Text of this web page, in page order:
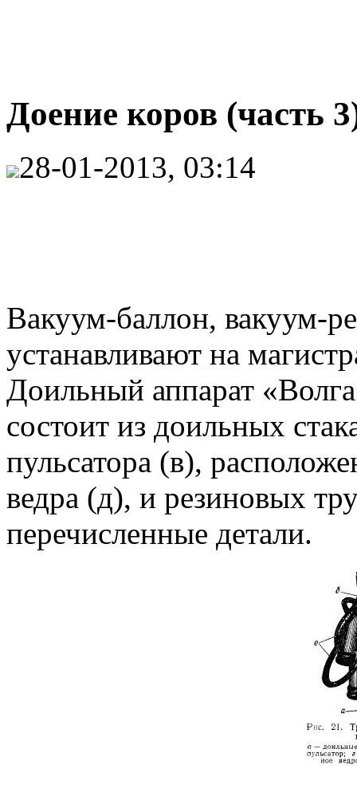
Доение коров (часть
28-01-2013, 03:14
Вакуум-баллон, вакуум-
устанавливают на
Доильный аппарат
состоит из доильных
пульсатора (в),
ведра (д), и резиновых
перечисленные детали.